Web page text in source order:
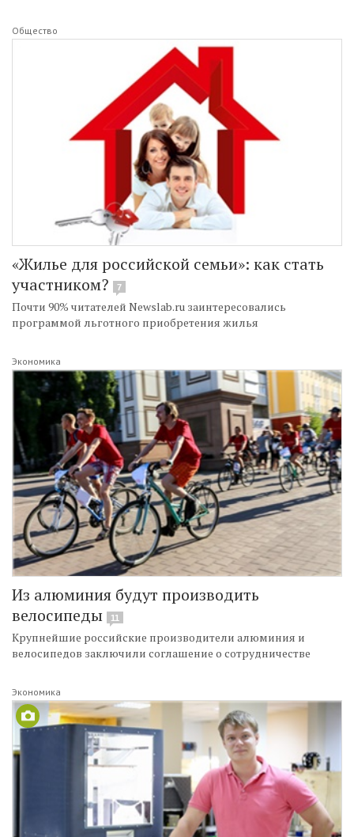
Общество
«Жилье для российской семьи»: как стать
участником?
7
Почти 90% читателей Newslab.ru заинтересовались
программой льготного приобретения жилья
Экономика
Из алюминия будут производить
велосипеды
11
Крупнейшие российские производители алюминия и
велосипедов заключили соглашение о сотрудничестве
Экономика